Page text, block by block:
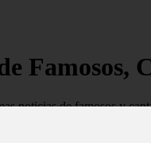
Famosos,
noticias de famosos y
artículos